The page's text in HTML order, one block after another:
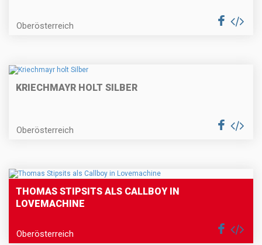
Oberösterreich
KRIECHMAYR HOLT SILBER
Oberösterreich
THOMAS STIPSITS ALS CALLBOY IN
LOVEMACHINE
Oberösterreich